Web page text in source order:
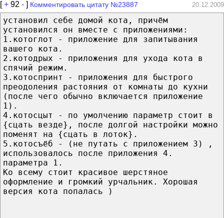
[+ 92 - ] Комментировать цитату №23887 20.12.2009
установил себе домой кота, причём
установился он вместе с приложениями:
1.котоглот - приложение для запитывания
вашего кота.
2.котодрых - приложения для ухода кота в
спячий режим.
3.котоспринт - приложения для быстрого
преодоления растояния от комнаты до кухни
(после чего обычно включается приложение
1).
4.котосцыт - по умолчению параметр стоит в
{сцать везде}, после долгой настройки можно
поменят на {сцать в лоток}.
5.котосъёб - (не путать с приложением 3) ,
использовалось после приложения 4.
параметра 1.
Ко всему стоит красивое шерстяное
оформление и громкий урчальник. Хорошая
версия кота попалась )